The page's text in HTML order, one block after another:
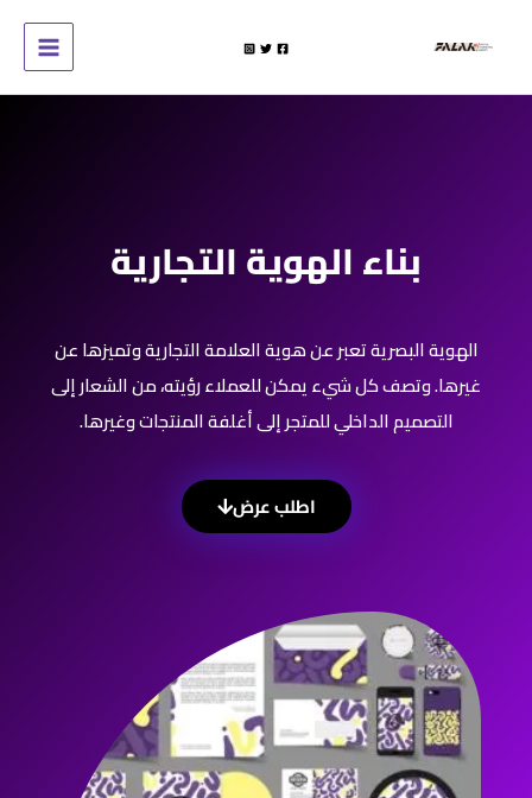
بناء الهوية التجارية
الهوية البصرية تعبر عن هوية العلامة التجارية وتميزها عن
غيرها. وتصف كل شيء يمكن للعملاء رؤيته، من الشعار إلى
التصميم الداخلي للمتجر إلى أغلفة المنتجات وغيرها.
اطلب عرض